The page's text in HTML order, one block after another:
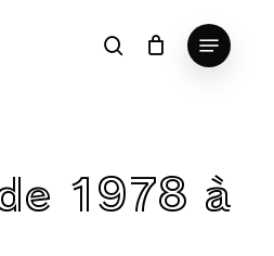
search
Menu
Fermer
le
1978 à
Close